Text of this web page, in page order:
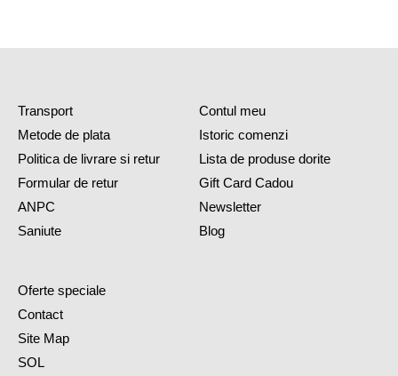
Transport
Metode de plata
Politica de livrare si retur
Formular de retur
ANPC
Saniute
Contul meu
Istoric comenzi
Lista de produse dorite
Gift Card Cadou
Newsletter
Blog
Oferte speciale
Contact
Site Map
SOL